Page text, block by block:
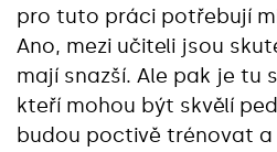
pro tuto práci potřebují
Ano, mezi učiteli jsou
mají snazší. Ale pak je tu
kteří mohou být skvělí
budou poctivě trénovat